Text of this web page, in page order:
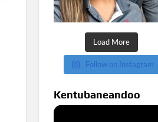
Load More
Follow on Instagram
Kentubaneandoo